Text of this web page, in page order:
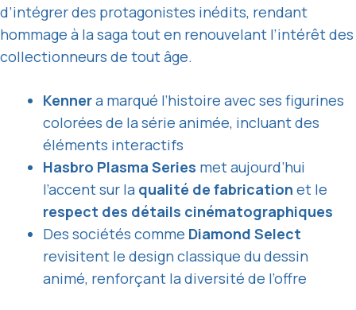
d’intégrer des protagonistes inédits, rendant
hommage à la saga tout en renouvelant l’intérêt des
collectionneurs de tout âge.
Kennera marqué l’histoire avec ses figurines
colorées de la série animée, incluant des
éléments interactifs
Hasbro Plasma Series met aujourd’hui
l’accent sur la qualité de fabrication et le
respect des détails cinématographiques
Des sociétés comme Diamond Select
revisitent le design classique du dessin
animé, renforçant la diversité de l’offre